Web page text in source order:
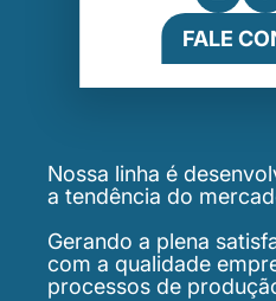
FALE
Nossa linha é
a tendência do
Gerando a plena
com a qualidade
processos de